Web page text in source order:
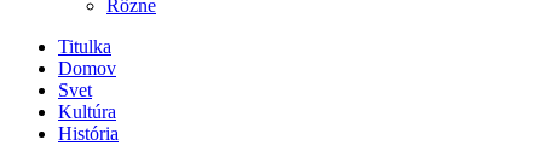
Rôzne
Titulka
Domov
Svet
Kultúra
História